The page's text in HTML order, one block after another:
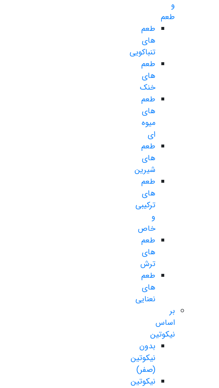
طعم
طعم
های
تنباکویی
طعم
های
خنک
طعم
های
میوه
ای
طعم
های
شیرین
طعم
های
ترکیبی
خاص
طعم
های
ترش
طعم
های
نعنایی
بر
اساس
نیکوتین
بدون
نیکوتین
(صفر)
نیکوتین